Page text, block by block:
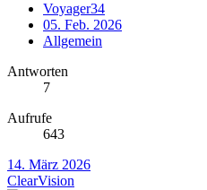
Voyager34
05. Feb. 2026
Allgemein
Antworten
7
Aufrufe
643
14. März 2026
ClearVision